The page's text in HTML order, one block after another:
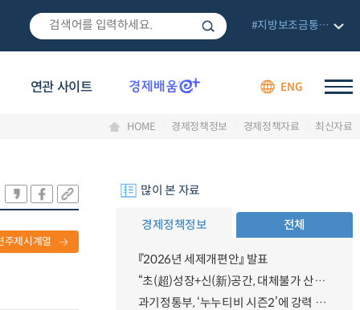
연관 사이트 ENG
#지방보조금통합관리망
HOME 경제정책정보 경제정책자료 최신자료
주제시계열
많이 본 자료
경제정책정보 전체
『2026년 세제개편안』 발표
“초(超)성장+신(新)공간, 대체불가 산업강국”
과기정통부, ‘누누티비 시즌2’에 강력 대응 의지 밝혀